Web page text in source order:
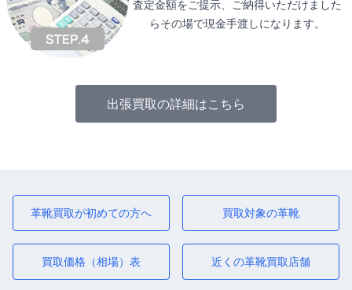
査定金額をご提示、ご納得いただけました
らその場で現金手渡しになります。
出張買取の詳細はこちら
革靴買取が初めての方へ 買取対象の革靴
買取価格（相場）表 近くの革靴買取店舗